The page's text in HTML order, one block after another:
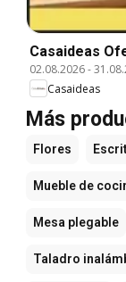
Casaideas
02.08.2026-
Casaideas
Más
Flores
Mueble de
Mesa plegable
Taladro